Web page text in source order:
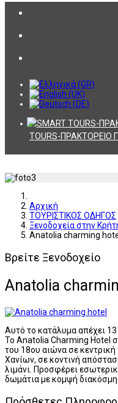
TOURS-ΠΡΑΚΤΟΡΕΙΟ
Αρχική
ΤΟΥΡΙΣΤΙΚΟΣ ΟΔΗΓΟΣ
Ξενοδοχεία στην
Anatolia charming
Βρείτε Ξενοδοχείο
Anatolia
Αυτό το κατάλυμα απέχει
Το Anatolia Charming Hotel
του 18ου αιώνα σε
Χανίων, σε κοντινή
λιμάνι. Προσφέρει
δωμάτια με κομψή